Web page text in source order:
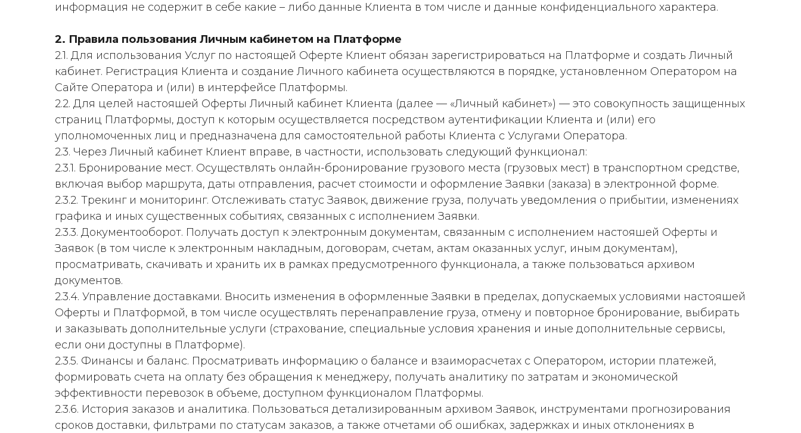
информация не содержит в себе какие – либо данные Клиента в том числе и данные конфиденциального характера.
2. Правила пользования Личным кабинетом на Платформе
2.1. Для использования Услуг по настоящей Оферте Клиент обязан зарегистрироваться на Платформе и создать Личный
кабинет. Регистрация Клиента и создание Личного кабинета осуществляются в порядке, установленном Оператором на
Сайте Оператора и (или) в интерфейсе Платформы.
2.2. Для целей настояшей Оферты Личный кабинет Клиента (далее — «Личный кабинет») — это совокупность защищенных
страниц Платформы, доступ к которым осуществляется посредством аутентификации Клиента и (или) его
уполномоченных лиц и предназначена для самостоятельной работы Клиента с Услугами Оператора.
2.3. Через Личный кабинет Клиент вправе, в частности, использовать следующий функционал:
2.3.1. Бронирование мест. Осуществлять онлайн-бронирование грузового места (грузовых мест) в транспортном средстве,
включая выбор маршрута, даты отправления, расчет стоимости и оформление Заявки (заказа) в электронной форме.
2.3.2. Трекинг и мониторинг. Отслеживать статус Заявок, движение груза, получать уведомления о прибытии, изменениях
графика и иных существенных событиях, связанных с исполнением Заявки.
2.3.3. Документооборот. Получать доступ к электронным документам, связанным с исполнением настояшей Оферты и
Заявок (в том числе к электронным накладным, договорам, счетам, актам оказанных услуг, иным документам),
просматривать, скачивать и хранить их в рамках предусмотренного функционала, а также пользоваться архивом
документов.
2.3.4. Управление доставками. Вносить изменения в оформленные Заявки в пределах, допускаемых условиями настояшей
Оферты и Платформой, в том числе осуществлять перенаправление груза, отмену и повторное бронирование, выбирать
и заказывать дополнительные услуги (страхование, специальные условия хранения и иные дополнительные сервисы,
если они доступны в Платформе).
2.3.5. Финансы и баланс. Просматривать информацию о балансе и взаиморасчетах с Оператором, истории платежей,
формировать счета на оплату без обращения к менеджеру, получать аналитику по затратам и экономической
эффективности перевозок в объеме, доступном функционалом Платформы.
2.3.6. История заказов и аналитика. Пользоваться детализированным архивом Заявок, инструментами прогнозирования
сроков доставки, фильтрами по статусам заказов, а также отчетами об ошибках, задержках и иных отклонениях в